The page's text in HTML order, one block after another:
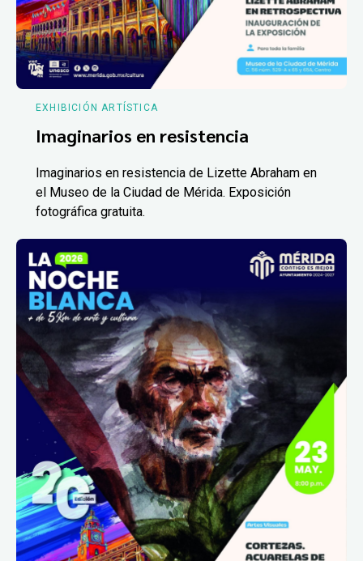
EXHIBICIÓN ARTÍSTICA
Imaginarios en resistencia
Imaginarios en resistencia de Lizette Abraham en
el Museo de la Ciudad de Mérida. Exposición
fotográfica gratuita.